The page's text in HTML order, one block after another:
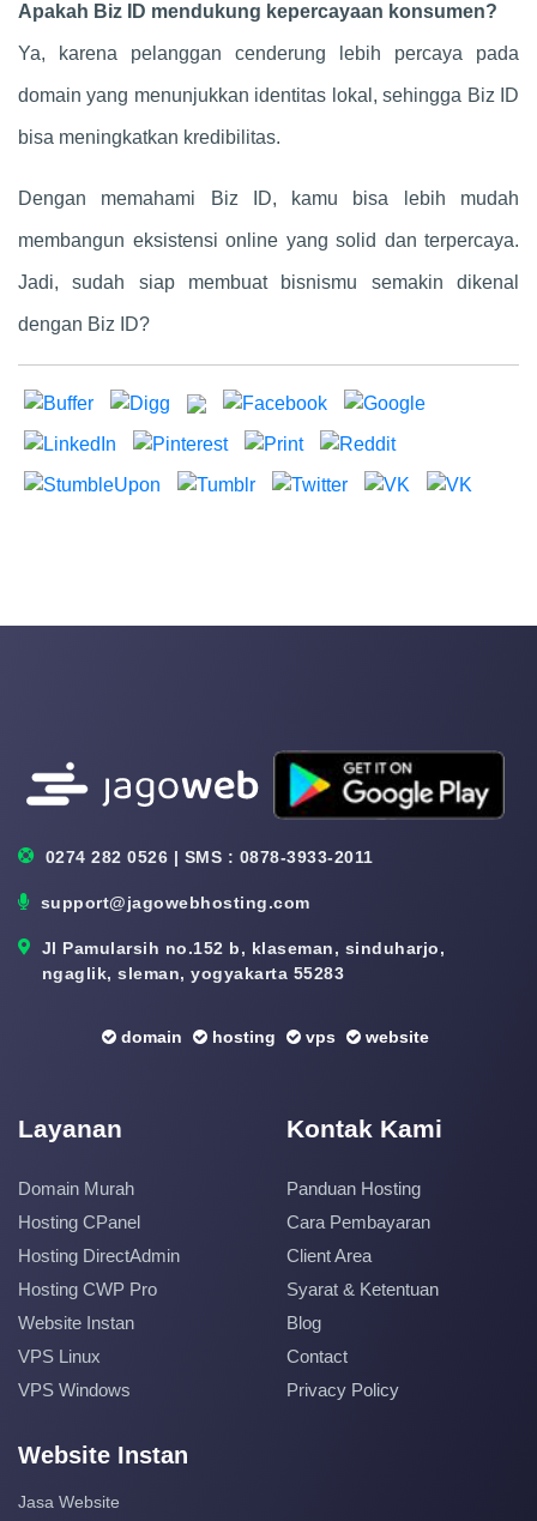
Apakah Biz ID mendukung kepercayaan konsumen?
Ya, karena pelanggan cenderung lebih percaya pada
domain yang menunjukkan identitas lokal, sehingga Biz ID
bisa meningkatkan kredibilitas.
Dengan memahami Biz ID, kamu bisa lebih mudah
membangun eksistensi online yang solid dan terpercaya.
Jadi, sudah siap membuat bisnismu semakin dikenal
dengan Biz ID?
0274 282 0526 | SMS : 0878-3933-2011
support@jagowebhosting.com
Jl Pamularsih no.152 b, klaseman, sinduharjo,
ngaglik, sleman, yogyakarta 55283
domain hosting vps website
Layanan
Domain Murah
Hosting CPanel
Hosting DirectAdmin
Hosting CWP Pro
Website Instan
VPS Linux
VPS Windows
Kontak Kami
Panduan Hosting
Cara Pembayaran
Client Area
Syarat & Ketentuan
Blog
Contact
Privacy Policy
Website Instan
Jasa Website